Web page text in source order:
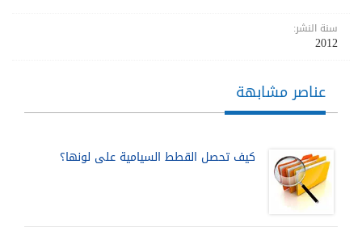
سنة النشر:
2012
عناصر مشابهة
كيف تحصل القطط السيامية على لونها؟